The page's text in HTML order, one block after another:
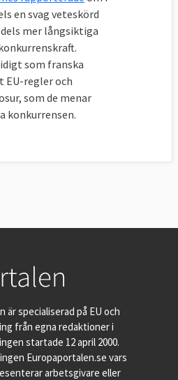
en svag veteskörd
mer långsiktiga
som franska
EU-regler och
som de menar
konkurrensen.
specialiserad på EU och
från egna redaktioner i
startade 12 april 2000.
Europaportalen.se vars
arbetsgivare eller